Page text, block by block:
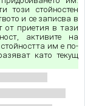
този стойностен
и се записва в
от приетия в тази
активите на
им е по-
като текущ